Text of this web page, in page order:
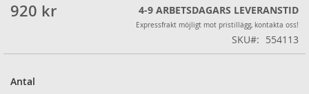
920 kr 4-9 ARBETSDAGARS LEVERANSTID
Expressfrakt möjligt mot pristillägg, kontakta oss!
SKU 554113
Antal